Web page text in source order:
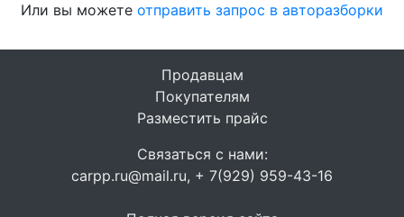
Или вы можете отправить запрос в авторазборки
Продавцам
Покупателям
Разместить прайс
Связаться с нами:
carpp.ru@mail.ru, + 7(929) 959-43-16